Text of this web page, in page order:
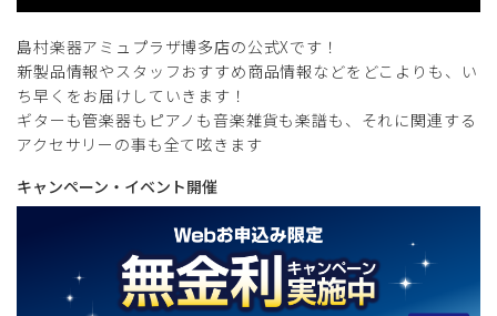
島村楽器アミュプラザ博多店の公式Xです！
新製品情報やスタッフおすすめ商品情報などをどこよりも、い
ち早くをお届けしていきます！
ギターも管楽器もピアノも音楽雑貨も楽譜も、それに関連する
アクセサリーの事も全て呟きます
キャンペーン・イベント開催